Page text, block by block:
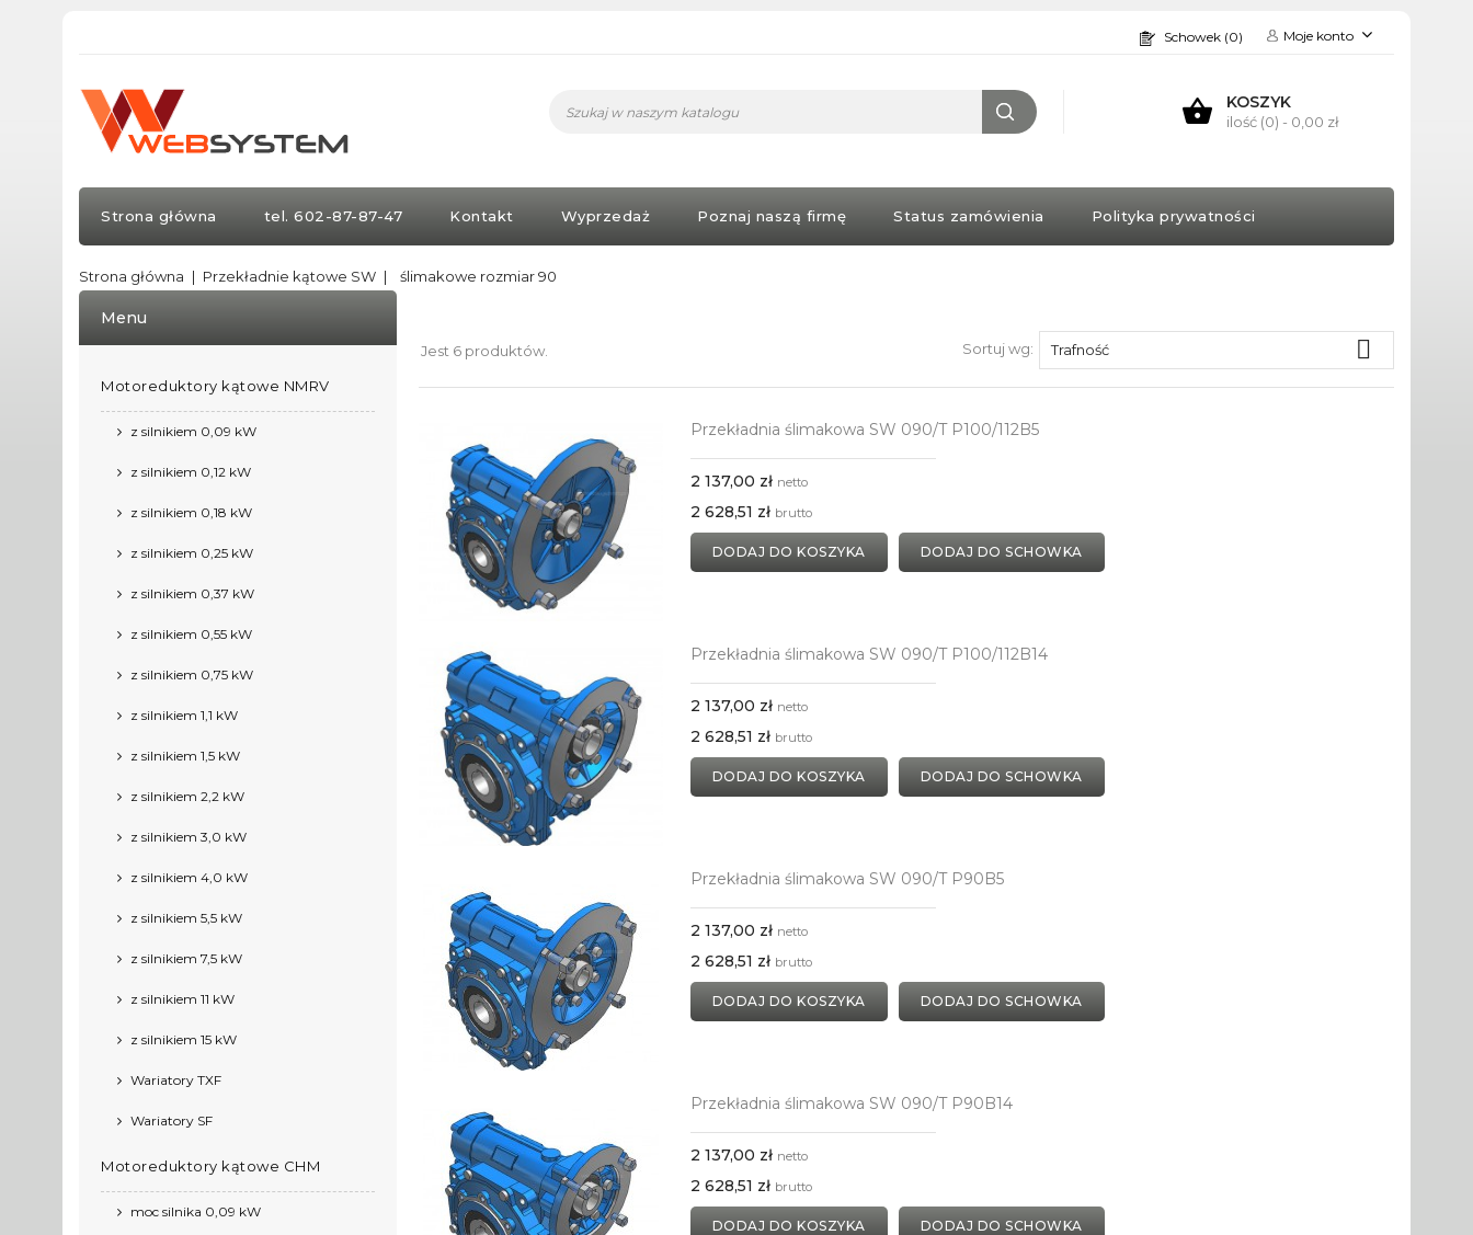
Schowek (0) Moje konto
KOSZYK
ilość (0) - 0,00 zł
Strona główna tel. 602-87-87-47 Kontakt Wyprzedaż Poznaj naszą firmę Status zamówienia Polityka prywatności
Strona główna Przekładnie kątowe SW ślimakowe rozmiar 90
Menu
Motoreduktory kątowe NMRV
z silnikiem 0,09 kW
z silnikiem 0,12 kW
z silnikiem 0,18 kW
z silnikiem 0,25 kW
z silnikiem 0,37 kW
z silnikiem 0,55 kW
z silnikiem 0,75 kW
z silnikiem 1,1 kW
z silnikiem 1,5 kW
z silnikiem 2,2 kW
z silnikiem 3,0 kW
z silnikiem 4,0 kW
z silnikiem 5,5 kW
z silnikiem 7,5 kW
z silnikiem 11 kW
z silnikiem 15 kW
Wariatory TXF
Wariatory SF
Motoreduktory kątowe CHM
moc silnika 0,09 kW
Jest 6 produktów. Sortuj wg: Trafność 
Przekładnia ślimakowa SW 090/T P100/112B5
2 137,00 zł netto
2 628,51 zł brutto
DODAJ DO KOSZYKA DODAJ DO SCHOWKA
Przekładnia ślimakowa SW 090/T P100/112B14
2 137,00 zł netto
2 628,51 zł brutto
DODAJ DO KOSZYKA DODAJ DO SCHOWKA
Przekładnia ślimakowa SW 090/T P90B5
2 137,00 zł netto
2 628,51 zł brutto
DODAJ DO KOSZYKA DODAJ DO SCHOWKA
Przekładnia ślimakowa SW 090/T P90B14
2 137,00 zł netto
2 628,51 zł brutto
DODAJ DO KOSZYKA DODAJ DO SCHOWKA